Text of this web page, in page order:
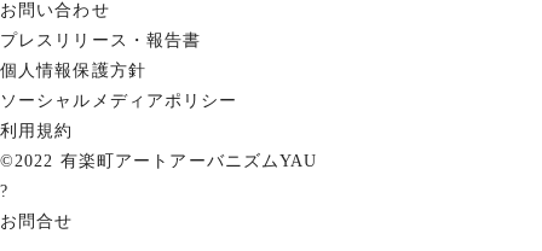
お問い合わせ
プレスリリース・報告書
個人情報保護方針
ソーシャルメディアポリシー
利用規約
©2022 有楽町アートアーバニズムYAU
?
お問合せ